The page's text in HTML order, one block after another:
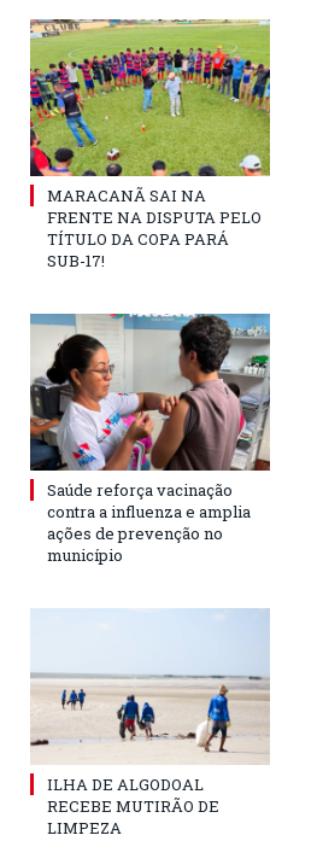
MARACANÃ SAI NA
FRENTE NA DISPUTA PELO
TÍTULO DA COPA PARÁ
SUB-17!
Saúde reforça vacinação
contra a influenza e amplia
ações de prevenção no
município
ILHA DE ALGODOAL
RECEBE MUTIRÃO DE
LIMPEZA